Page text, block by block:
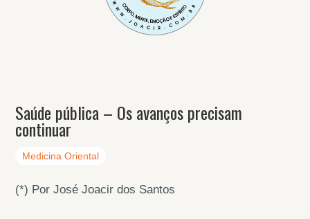
Saúde pública – Os avanços precisam
continuar
Medicina Oriental
(*) Por José Joacir dos Santos